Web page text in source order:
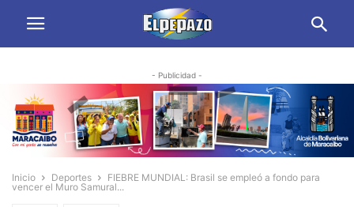
- Publicidad -
Inicio Deportes
FIEBRE MUNDIAL: Brasil se empleó a fondo para
vencer el Muro Samural...